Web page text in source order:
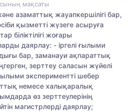
мақсаты
азаматтық жауапкершілігі бар,
қызметті жүзеге асыруға
біліктілігі жоғары
даярлау: - іргелі ғылыми
бар, заманауи ақпараттық
зерттеу саласын жүйелі
экспериментті шебер
немесе халықаралық
өз зерттеулерінің
магистрлерді даярлау;